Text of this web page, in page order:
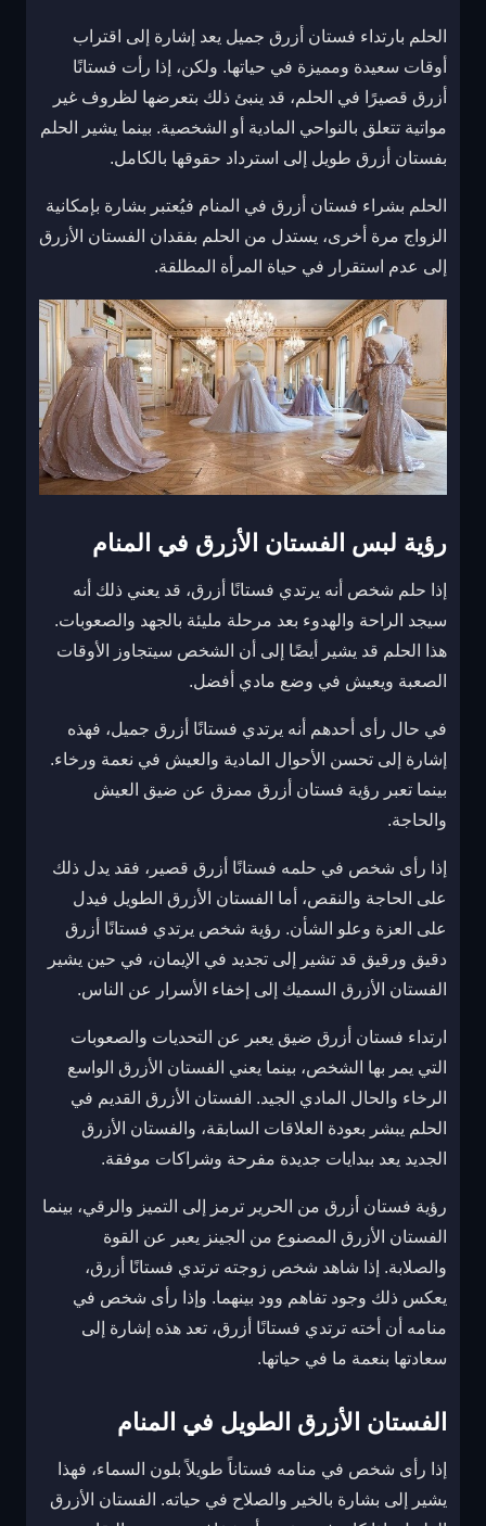
الحلم بارتداء فستان أزرق جميل يعد إشارة إلى اقتراب
أوقات سعيدة ومميزة في حياتها. ولكن، إذا رأت فستانًا
أزرق قصيرًا في الحلم، قد ينبئ ذلك بتعرضها لظروف غير
مواتية تتعلق بالنواحي المادية أو الشخصية. بينما يشير الحلم
بفستان أزرق طويل إلى استرداد حقوقها بالكامل.
الحلم بشراء فستان أزرق في المنام فيُعتبر بشارة بإمكانية
الزواج مرة أخرى، يستدل من الحلم بفقدان الفستان الأزرق
إلى عدم استقرار في حياة المرأة المطلقة.
رؤية لبس الفستان الأزرق في المنام
إذا حلم شخص أنه يرتدي فستانًا أزرق، قد يعني ذلك أنه
سيجد الراحة والهدوء بعد مرحلة مليئة بالجهد والصعوبات.
هذا الحلم قد يشير أيضًا إلى أن الشخص سيتجاوز الأوقات
الصعبة ويعيش في وضع مادي أفضل.
في حال رأى أحدهم أنه يرتدي فستانًا أزرق جميل، فهذه
إشارة إلى تحسن الأحوال المادية والعيش في نعمة ورخاء.
بينما تعبر رؤية فستان أزرق ممزق عن ضيق العيش
والحاجة.
إذا رأى شخص في حلمه فستانًا أزرق قصير، فقد يدل ذلك
على الحاجة والنقص، أما الفستان الأزرق الطويل فيدل
على العزة وعلو الشأن. رؤية شخص يرتدي فستانًا أزرق
دقيق ورقيق قد تشير إلى تجديد في الإيمان، في حين يشير
الفستان الأزرق السميك إلى إخفاء الأسرار عن الناس.
ارتداء فستان أزرق ضيق يعبر عن التحديات والصعوبات
التي يمر بها الشخص، بينما يعني الفستان الأزرق الواسع
الرخاء والحال المادي الجيد. الفستان الأزرق القديم في
الحلم يبشر بعودة العلاقات السابقة، والفستان الأزرق
الجديد يعد ببدايات جديدة مفرحة وشراكات موفقة.
رؤية فستان أزرق من الحرير ترمز إلى التميز والرقي، بينما
الفستان الأزرق المصنوع من الجينز يعبر عن القوة
والصلابة. إذا شاهد شخص زوجته ترتدي فستانًا أزرق،
يعكس ذلك وجود تفاهم وود بينهما. وإذا رأى شخص في
منامه أن أخته ترتدي فستانًا أزرق، تعد هذه إشارة إلى
سعادتها بنعمة ما في حياتها.
الفستان الأزرق الطويل في المنام
إذا رأى شخص في منامه فستاناً طويلاً بلون السماء، فهذا
يشير إلى بشارة بالخير والصلاح في حياته. الفستان الأزرق